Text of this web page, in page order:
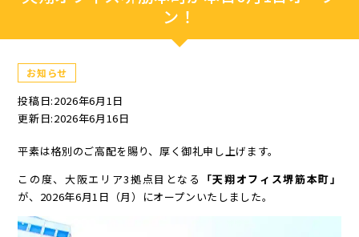
ン！
お知らせ
投稿日:2026年6月1日
更新日:2026年6月16日
平素は格別のご高配を賜り、厚く御礼申し上げます。
この度、大阪エリア3拠点目となる
「天翔オフィス堺筋本町」
が、2026年6月1日（月）にオープンいたしました。